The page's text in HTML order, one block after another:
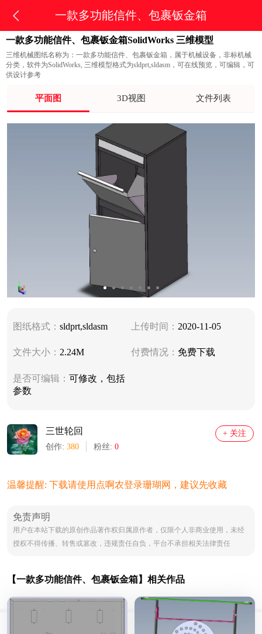
一款多功能信件、包裹钣金箱
一款多功能信件、包裹钣金箱SolidWorks 三维模型
三维机械图纸名称为：一款多功能信件、包裹钣金箱，属于机械设备，非标机械
分类，软件为SolidWorks, 三维模型格式为sldprt,sldasm，可在线预览，可编辑，可
供设计参考
平面图 3D视图 文件列表
图纸格式： sldprt,sldasm 上传时间： 2020-11-05
文件大小： 2.24M 付费情况： 免费下载
是否可编辑： 可修改，包括
参数
三世轮回
创作: 380 粉丝: 0
+ 关注
温馨提醒: 下载请使用点啊农登录珊瑚网，建议先收藏
免责声明
用户在本站下载的原创作品著作权归属原作者，仅限个人非商业使用，未经
授权不得传播、转售或篡改，违规责任自负，平台不承担相关法律责任
【一款多功能信件、包裹钣金箱】相关作品